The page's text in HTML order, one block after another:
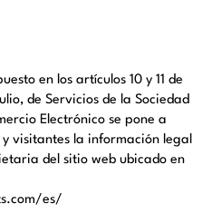
en los artículos 10 y 11 de
de Servicios de la Sociedad
Electrónico se pone a
y visitantes la información legal
del sitio web ubicado en
es/